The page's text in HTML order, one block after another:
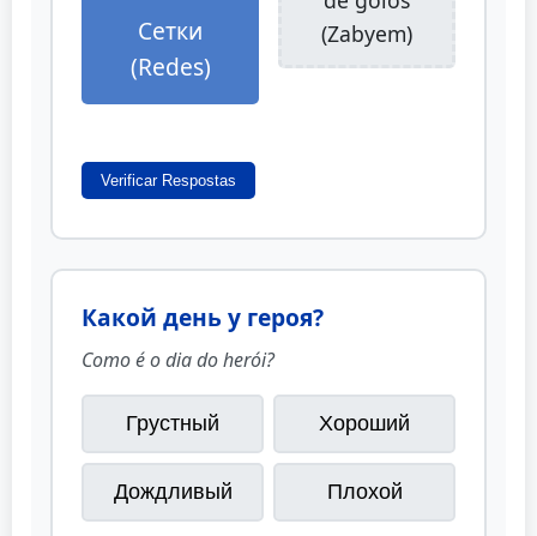
Сетки
(Redes)
(Zabyem)
Verificar Respostas
Какой день у героя?
Como é o dia do herói?
Грустный Хороший
Дождливый Плохой